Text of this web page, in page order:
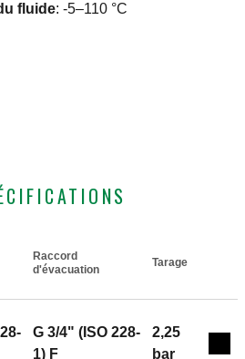
fluide: -5–110 °C
Raccord
d'évacuation
Tarage
G 3/4" (ISO 228-
1) F
2,25
bar